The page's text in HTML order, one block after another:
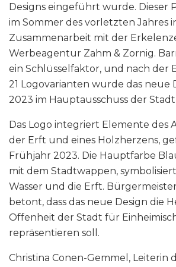
Designs eingeführt wurde. Dieser
im Sommer des vorletzten Jahres
Zusammenarbeit mit der
Werbeagentur Zahm & Zornig.
ein Schlüsselfaktor, und nach der
21 Logovarianten wurde das neue
2023 im Hauptausschuss der
Das Logo integriert Elemente des
der Erft und eines Holzherzens,
Frühjahr 2023. Die Hauptfarbe
mit dem Stadtwappen,
Wasser und die Erft.
betont, dass das neue Design die
Offenheit der Stadt für
repräsentieren soll.
Christina Conen-Gemmel, Leiterin